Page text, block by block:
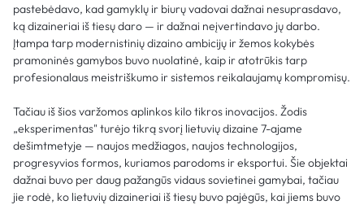
pastebėdavo, kad gamyklų ir biurų vadovai dažnai nesuprasdavo,
ką dizaineriai iš tiesų daro — ir dažnai neįvertindavo jų darbo.
Įtampa tarp modernistinių dizaino ambicijų ir žemos kokybės
pramoninės gamybos buvo nuolatinė, kaip ir atotrūkis tarp
profesionalaus meistriškumo ir sistemos reikalaujamų kompromisų.
Tačiau iš šios varžomos aplinkos kilo tikros inovacijos. Žodis
„eksperimentas" turėjo tikrą svorį lietuvių dizaine 7-ajame
dešimtmetyje — naujos medžiagos, naujos technologijos,
progresyvios formos, kuriamos parodoms ir eksportui. Šie objektai
dažnai buvo per daug pažangūs vidaus sovietinei gamybai, tačiau
jie rodė, ko lietuvių dizaineriai iš tiesų buvo pajėgūs, kai jiems buvo